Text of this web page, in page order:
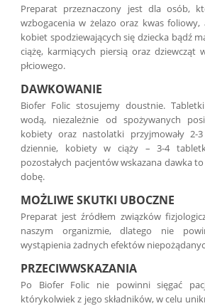
Preparat przeznaczony jest dla osób,
wzbogacenia w żelazo oraz kwas foliowy,
kobiet spodziewających się dziecka bądź
ciążę, karmiących piersią oraz dziewcząt
płciowego.
DAWKOWANIE
Biofer Folic stosujemy doustnie.
wodą, niezależnie od spożywanych
kobiety oraz nastolatki przyjmowały 2-
dziennie, kobiety w ciąży – 3-4
pozostałych pacjentów wskazana dawka
dobę.
MOŻLIWE SKUTKI UBOCZNE
Preparat jest źródłem związków
naszym organizmie, dlatego nie
wystąpienia żadnych efektów
PRZECIWWSKAZANIA
Po Biofer Folic nie powinni sięgać
którykolwiek z jego składników, w celu